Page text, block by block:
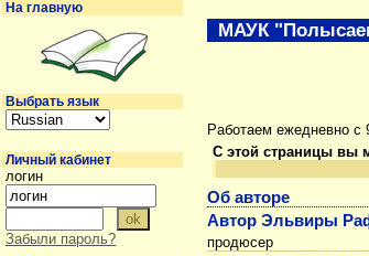
Работаем ежедневно с
С этой страницы вы
Об авторе
Автор Эльвиры
продюсер
МАУК
На главную
Выбрать язык
Личный кабинет
логин
Забыли пароль?